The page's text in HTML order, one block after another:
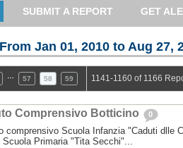
SUBMIT A REPORT GET
Jan 01, 2010 to Aug 27,
57 58 59 1141-1160 of 1166
Comprensivo Botticino 0
comprensivo Scuola Infanzia "Caduti dlle
Scuola Primaria "Tita Secchi"...